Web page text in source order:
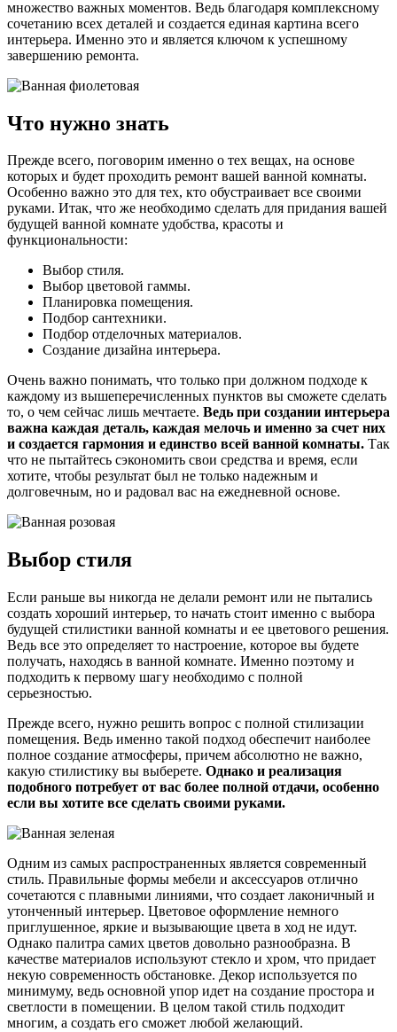
множество важных моментов. Ведь благодаря комплексному
сочетанию всех деталей и создается единая картина всего
интерьера. Именно это и является ключом к успешному
завершению ремонта.
Что нужно знать
Прежде всего, поговорим именно о тех вещах, на основе
которых и будет проходить ремонт вашей ванной комнаты.
Особенно важно это для тех, кто обустраивает все своими
руками. Итак, что же необходимо сделать для придания вашей
будущей ванной комнате удобства, красоты и
функциональности:
Выбор стиля.
Выбор цветовой гаммы.
Планировка помещения.
Подбор сантехники.
Подбор отделочных материалов.
Создание дизайна интерьера.
Очень важно понимать, что только при должном подходе к
каждому из вышеперечисленных пунктов вы сможете сделать
то, о чем сейчас лишь мечтаете. Ведь при создании интерьера
важна каждая деталь, каждая мелочь и именно за счет них
и создается гармония и единство всей ванной комнаты. Так
что не пытайтесь сэкономить свои средства и время, если
хотите, чтобы результат был не только надежным и
долговечным, но и радовал вас на ежедневной основе.
Выбор стиля
Если раньше вы никогда не делали ремонт или не пытались
создать хороший интерьер, то начать стоит именно с выбора
будущей стилистики ванной комнаты и ее цветового решения.
Ведь все это определяет то настроение, которое вы будете
получать, находясь в ванной комнате. Именно поэтому и
подходить к первому шагу необходимо с полной
серьезностью.
Прежде всего, нужно решить вопрос с полной стилизации
помещения. Ведь именно такой подход обеспечит наиболее
полное создание атмосферы, причем абсолютно не важно,
какую стилистику вы выберете. Однако и реализация
подобного потребует от вас более полной отдачи, особенно
если вы хотите все сделать своими руками.
Одним из самых распространенных является современный
стиль. Правильные формы мебели и аксессуаров отлично
сочетаются с плавными линиями, что создает лаконичный и
утонченный интерьер. Цветовое оформление немного
приглушенное, яркие и вызывающие цвета в ход не идут.
Однако палитра самих цветов довольно разнообразна. В
качестве материалов используют стекло и хром, что придает
некую современность обстановке. Декор используется по
минимуму, ведь основной упор идет на создание простора и
светлости в помещении. В целом такой стиль подходит
многим, а создать его сможет любой желающий.